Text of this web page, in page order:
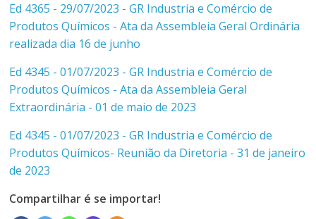
Ed 4365 - 29/07/2023 - GR Industria e Comércio de
Produtos Químicos - Ata da Assembleia Geral Ordinária
realizada dia 16 de junho
Ed 4345 - 01/07/2023 - GR Industria e Comércio de
Produtos Químicos - Ata da Assembleia Geral
Extraordinária - 01 de maio de 2023
Ed 4345 - 01/07/2023 - GR Industria e Comércio de
Produtos Químicos- Reunião da Diretoria - 31 de janeiro
de 2023
Compartilhar é se importar!